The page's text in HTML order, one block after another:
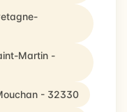
Martin -
- 32330